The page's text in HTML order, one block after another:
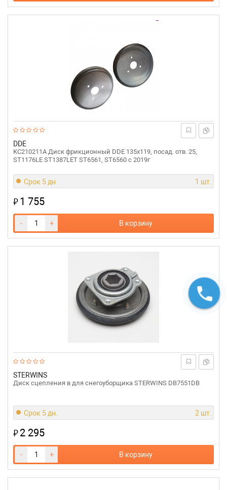
DDE
KC210211A Диск фрикционный DDE 135x119, посад. отв. 25,
ST1176LE ST1387LET ST6561, ST6560 c 2019г
Срок 5 дн. 1 шт.
₽1 755
- + В корзину
STERWINS
Диск сцепления в для снегоуборщика STERWINS DB7551DB
Срок 5 дн. 2 шт.
₽2 295
- + В корзину